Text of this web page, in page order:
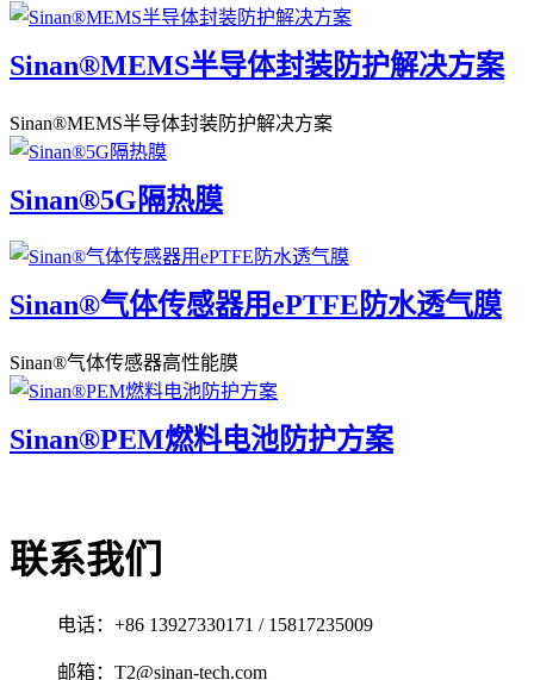
Sinan®MEMS半导体封装防护解决方案
Sinan®MEMS半导体封装防护解决方案
Sinan®5G隔热膜
Sinan®气体传感器用ePTFE防水透气膜
Sinan®气体传感器高性能膜
Sinan®PEM燃料电池防护方案
联系我们
电话：+86 13927330171 / 15817235009
邮箱：T2@sinan-tech.com